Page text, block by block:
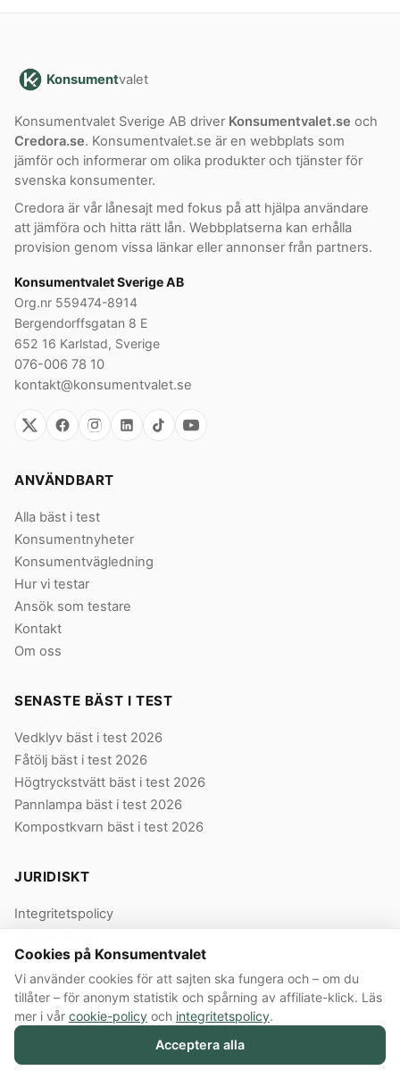
Konsumentvalet
Konsumentvalet Sverige AB driver Konsumentvalet.se och
Credora.se. Konsumentvalet.se är en webbplats som
jämför och informerar om olika produkter och tjänster för
svenska konsumenter.
Credora är vår lånesajt med fokus på att hjälpa användare
att jämföra och hitta rätt lån. Webbplatserna kan erhålla
provision genom vissa länkar eller annonser från partners.
Konsumentvalet Sverige AB
Org.nr 559474-8914
Bergendorffsgatan 8 E
652 16 Karlstad, Sverige
076-006 78 10
kontakt@konsumentvalet.se
ANVÄNDBART
Alla bäst i test
Konsumentnyheter
Konsumentvägledning
Hur vi testar
Ansök som testare
Kontakt
Om oss
SENASTE BÄST I TEST
Vedklyv bäst i test 2026
Fåtölj bäst i test 2026
Högtryckstvätt bäst i test 2026
Pannlampa bäst i test 2026
Kompostkvarn bäst i test 2026
JURIDISKT
Integritetspolicy
Användarvillkor
Våra villkor
© 2026 Konsumentvalet Sverige AB · Org.nr 559474-8914 · Bergendorffsgatan
8 E, 652 16 Karlstad
Cookies på Konsumentvalet
Vi använder cookies för att sajten ska fungera och – om du
tillåter – för anonym statistik och spårning av affiliate-klick. Läs
mer i vår cookie-policy och integritetspolicy.
Acceptera alla